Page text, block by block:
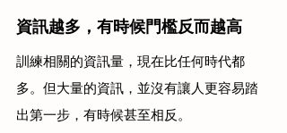
資訊越多，有時候門檻反而越高
訓練相關的資訊量，現在比任何時代都
多。但大量的資訊，並沒有讓人更容易踏
出第一步，有時候甚至相反。